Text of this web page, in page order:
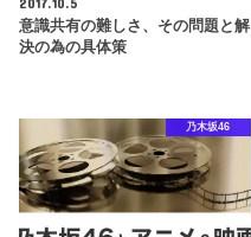
意識共有の難しさ、その問題と解
決の為の具体策
乃木坂46